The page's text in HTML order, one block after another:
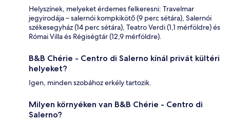
Helyszínek, melyeket érdemes felkeresni: Travelmar
jegyirodája – salernói kompkikötő (9 perc sétára), Salernói
székesegyház (14 perc sétára), Teatro Verdi (1,1 mérföldre) és
Római Villa és Régiségtár (12,9 mérföldre).
B&B Chérie - Centro di Salerno kínál privát kültéri
helyeket?
Igen, minden szobához erkély tartozik.
Milyen környéken van B&B Chérie - Centro di
Salerno?